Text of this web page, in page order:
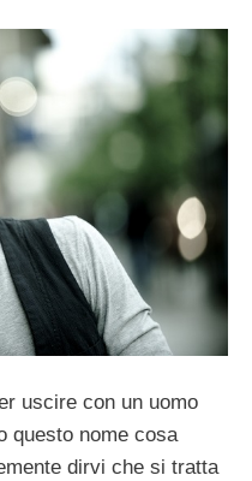
uscire con un uomo
questo nome cosa
dirvi che si tratta